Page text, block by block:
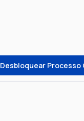
Desbloquear Processo